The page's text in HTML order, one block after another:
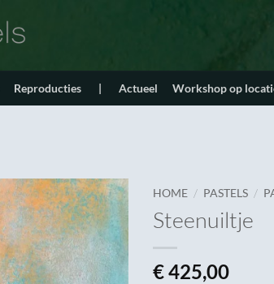
Reproducties | Actueel Workshop op
HOME / PASTELS /
Steenuiltje
€425,00